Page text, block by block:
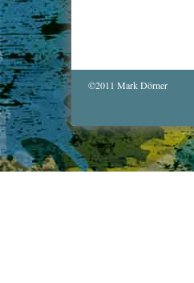
©2011 Mark Dörner